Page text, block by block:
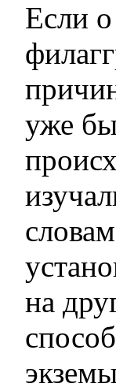
Если
уже
на